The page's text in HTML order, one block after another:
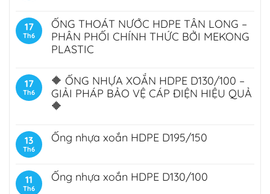
17
Th6
ỐNG THOÁT NƯỚC HDPE TÂN LONG –
PHÂN PHỐI CHÍNH THỨC BỞI MEKONG
PLASTIC
17
Th6
🔶 ỐNG NHỰA XOẮN HDPE D130/100 –
GIẢI PHÁP BẢO VỆ CÁP ĐIỆN HIỆU QUẢ
🔶
13
Th6
Ống nhựa xoắn HDPE D195/150
11
Th6
Ống nhựa xoắn HDPE D130/100